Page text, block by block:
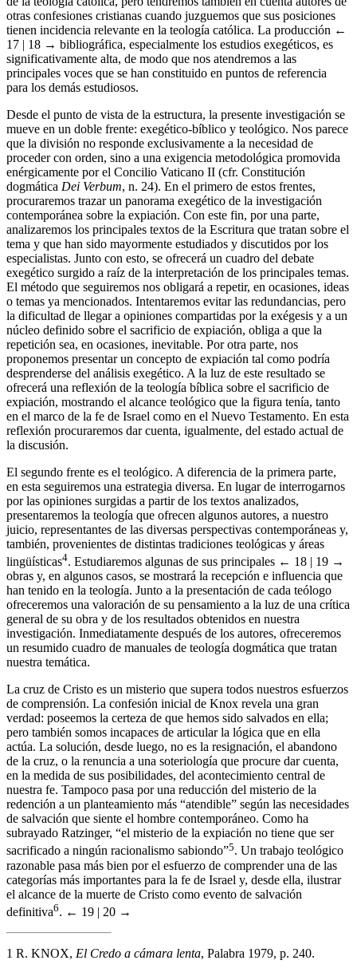
otras confesiones cristianas cuando juzguemos que sus posiciones
tienen incidencia relevante en la teología católica. La producción ←
17 | 18 → bibliográfica, especialmente los estudios exegéticos, es
significativamente alta, de modo que nos atendremos a las
principales voces que se han constituido en puntos de referencia
para los demás estudiosos.
Desde el punto de vista de la estructura, la presente investigación se
mueve en un doble frente: exegético-bíblico y teológico. Nos parece
que la división no responde exclusivamente a la necesidad de
proceder con orden, sino a una exigencia metodológica promovida
enérgicamente por el Concilio Vaticano II (cfr. Constitución
dogmática Dei Verbum, n. 24). En el primero de estos frentes,
procuraremos trazar un panorama exegético de la investigación
contemporánea sobre la expiación. Con este fin, por una parte,
analizaremos los principales textos de la Escritura que tratan sobre el
tema y que han sido mayormente estudiados y discutidos por los
especialistas. Junto con esto, se ofrecerá un cuadro del debate
exegético surgido a raíz de la interpretación de los principales temas.
El método que seguiremos nos obligará a repetir, en ocasiones, ideas
o temas ya mencionados. Intentaremos evitar las redundancias, pero
la dificultad de llegar a opiniones compartidas por la exégesis y a un
núcleo definido sobre el sacrificio de expiación, obliga a que la
repetición sea, en ocasiones, inevitable. Por otra parte, nos
proponemos presentar un concepto de expiación tal como podría
desprenderse del análisis exegético. A la luz de este resultado se
ofrecerá una reflexión de la teología bíblica sobre el sacrificio de
expiación, mostrando el alcance teológico que la figura tenía, tanto
en el marco de la fe de Israel como en el Nuevo Testamento. En esta
reflexión procuraremos dar cuenta, igualmente, del estado actual de
la discusión.
El segundo frente es el teológico. A diferencia de la primera parte,
en esta seguiremos una estrategia diversa. En lugar de interrogarnos
por las opiniones surgidas a partir de los textos analizados,
presentaremos la teología que ofrecen algunos autores, a nuestro
juicio, representantes de las diversas perspectivas contemporáneas y,
también, provenientes de distintas tradiciones teológicas y áreas
lingüísticas4. Estudiaremos algunas de sus principales ← 18 | 19 →
obras y, en algunos casos, se mostrará la recepción e influencia que
han tenido en la teología. Junto a la presentación de cada teólogo
ofreceremos una valoración de su pensamiento a la luz de una crítica
general de su obra y de los resultados obtenidos en nuestra
investigación. Inmediatamente después de los autores, ofreceremos
un resumido cuadro de manuales de teología dogmática que tratan
nuestra temática.
La cruz de Cristo es un misterio que supera todos nuestros esfuerzos
de comprensión. La confesión inicial de Knox revela una gran
verdad: poseemos la certeza de que hemos sido salvados en ella;
pero también somos incapaces de articular la lógica que en ella
actúa. La solución, desde luego, no es la resignación, el abandono
de la cruz, o la renuncia a una soteriología que procure dar cuenta,
en la medida de sus posibilidades, del acontecimiento central de
nuestra fe. Tampoco pasa por una reducción del misterio de la
redención a un planteamiento más “atendible” según las necesidades
de salvación que siente el hombre contemporáneo. Como ha
subrayado Ratzinger, “el misterio de la expiación no tiene que ser
sacrificado a ningún racionalismo sabiondo”5. Un trabajo teológico
razonable pasa más bien por el esfuerzo de comprender una de las
categorías más importantes para la fe de Israel y, desde ella, ilustrar
el alcance de la muerte de Cristo como evento de salvación
definitiva6. ← 19 | 20 →
1 R. KNOX, El Credo a cámara lenta, Palabra 1979, p. 240.